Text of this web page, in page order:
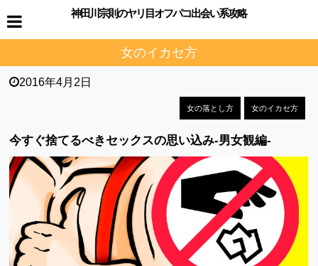
神田川宗則のヤリ目オフパコ出会い系攻略
女のイカセ方
2016年4月2日
女の落とし方 女のイカセ方
今すぐ捨てるべきセックスの思い込み-男女観編-